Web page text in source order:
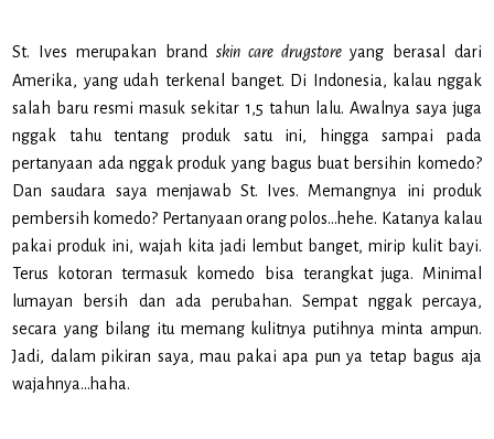
St. Ives merupakan brandskin care drugstore yang berasal dari
Amerika, yang udah terkenal banget. Di Indonesia, kalau nggak
salah baru resmi masuk sekitar 1,5 tahun lalu. Awalnya saya juga
nggak tahu tentang produk satu ini, hingga sampai pada
pertanyaan ada nggak produk yang bagus buat bersihin komedo?
Dan saudara saya menjawab St. Ives. Memangnya ini produk
pembersih komedo? Pertanyaan orang polos...hehe. Katanya kalau
pakai produk ini, wajah kita jadi lembut banget, mirip kulit bayi.
Terus kotoran termasuk komedo bisa terangkat juga. Minimal
lumayan bersih dan ada perubahan. Sempat nggak percaya,
secara yang bilang itu memang kulitnya putihnya minta ampun.
Jadi, dalam pikiran saya, mau pakai apa pun ya tetap bagus aja
wajahnya…haha.